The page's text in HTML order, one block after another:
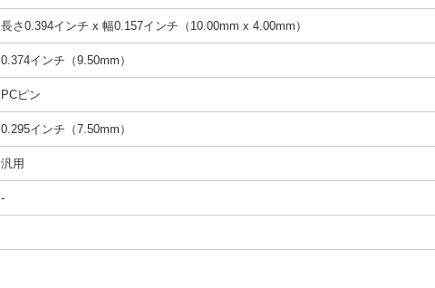
長さ0.394インチ x 幅0.157インチ（10.00mm x 4.00mm）
0.374インチ（9.50mm）
PCピン
0.295インチ（7.50mm）
汎用
-